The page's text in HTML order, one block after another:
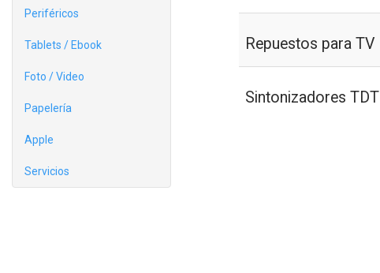
Periféricos
Tablets / Ebook
Foto / Video
Papelería
Apple
Servicios
Repuestos para TV
Sintonizadores TDT